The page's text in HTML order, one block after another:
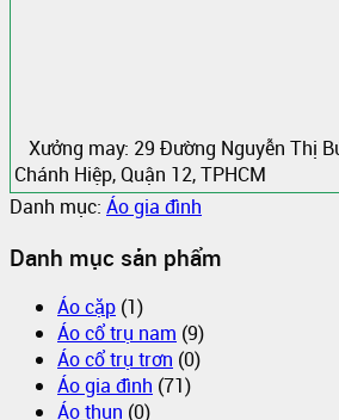
Xưởng may: 29 Đường Nguyễn Thị
Chánh Hiệp, Quận 12, TPHCM
Danh mục: Áo gia đình
Danh mục sản phẩm
Áo cặp (1)
Áo cổ trụ nam (9)
Áo cổ trụ trơn (0)
Áo gia đình (71)
Áo thun (0)